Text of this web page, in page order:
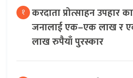
१ करदाता प्रोत्साहन उपहार
जनालाई एक–एक लाख र
लाख रुपैयाँ पुरस्कार